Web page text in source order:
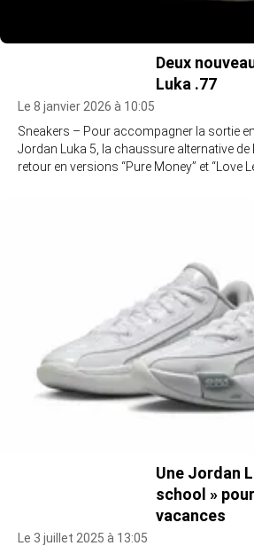
Deux
Luka .77
Le 8 janvier 2026 à 10:05
Sneakers – Pour accompagner la sortie
Jordan Luka 5, la chaussure alternative de
retour en versions “Pure Money” et “Love
Une Jordan
school »
vacances
Le 3 juillet 2025 à 13:05